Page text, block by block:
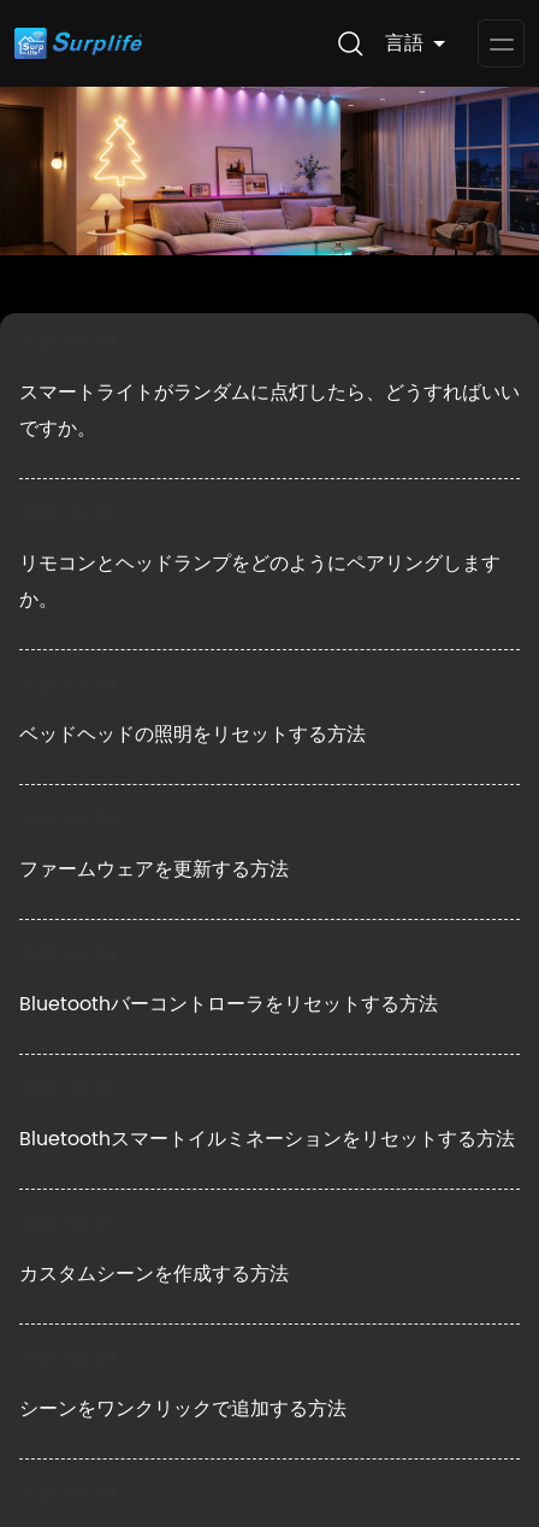
言語
スマートライトがランダムに点灯したら、どうすればいい
ですか。
リモコンとヘッドランプをどのようにペアリングします
か。
ベッドヘッドの照明をリセットする方法
ファームウェアを更新する方法
Bluetoothバーコントローラをリセットする方法
Bluetoothスマートイルミネーションをリセットする方法
カスタムシーンを作成する方法
シーンをワンクリックで追加する方法